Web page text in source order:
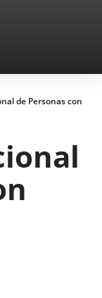
de Personas con